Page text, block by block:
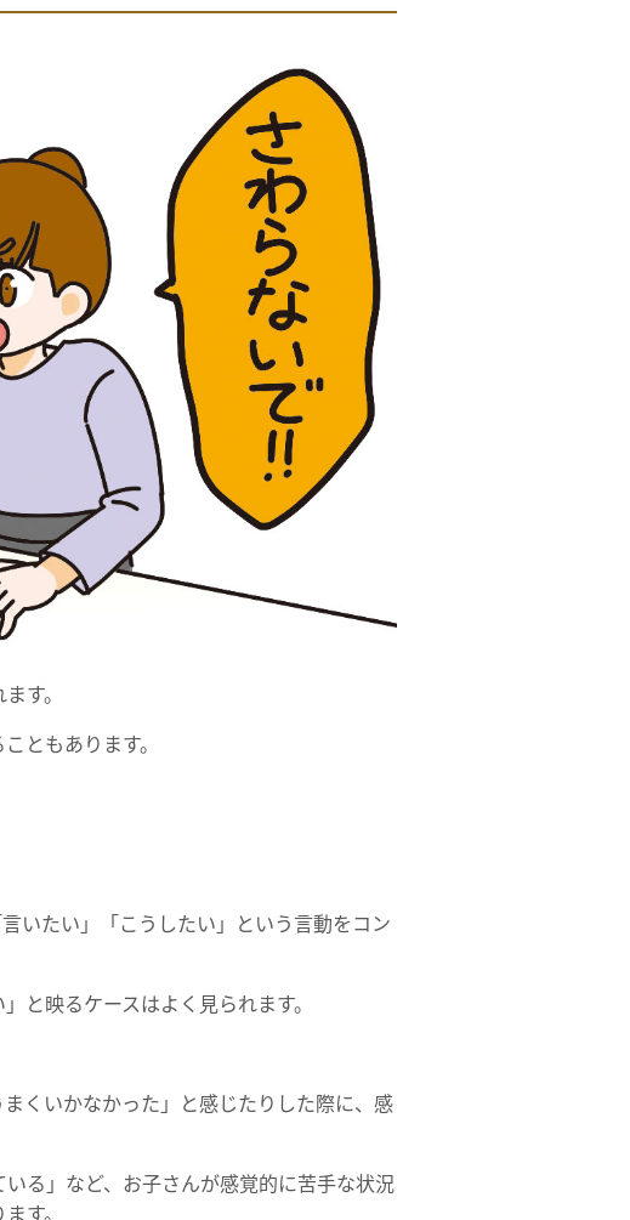
す。
ともあります。
いたい」「こうしたい」という言動をコン
と映るケースはよく見られます。
くいかなかった」と感じたりした際に、感
る」など、お子さんが感覚的に苦手な状況
す。